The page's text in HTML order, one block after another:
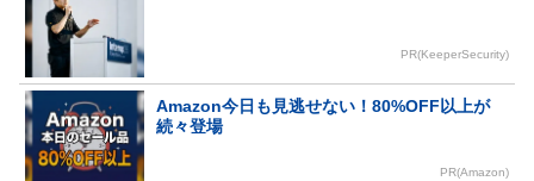
PR(KeeperSecurity)
Amazon今日も見逃せない！80%OFF以上が
続々登場
PR(Amazon)